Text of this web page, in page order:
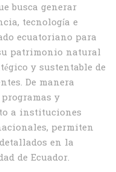
busca generar
tecnología e
ecuatoriano para
patrimonio natural
y sustentable de
De manera
y
a instituciones
permiten
en la
de Ecuador.